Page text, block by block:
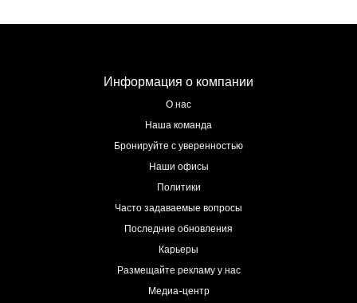
Информация о компании
О нас
Наша команда
Бронируйте с уверенностью
Наши офисы
Политики
Часто задаваемые вопросы
Последние обновления
Карьеры
Размещайте рекламу у нас
Медиа-центр